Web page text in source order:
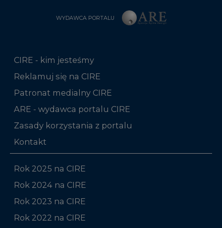
WYDAWCA PORTALU
CIRE - kim jesteśmy
Reklamuj się na CIRE
Patronat medialny CIRE
ARE - wydawca portalu CIRE
Zasady korzystania z portalu
Kontakt
Rok 2025 na CIRE
Rok 2024 na CIRE
Rok 2023 na CIRE
Rok 2022 na CIRE